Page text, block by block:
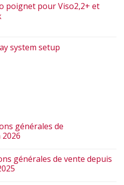
poignet pour Viso2,2+ et
system setup
générales de
générales de vente depuis